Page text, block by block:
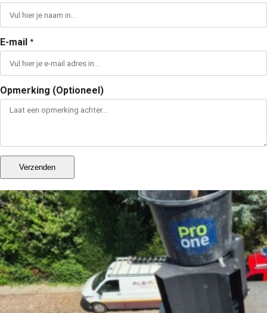
E-mail *
Opmerking (Optioneel)
Verzenden